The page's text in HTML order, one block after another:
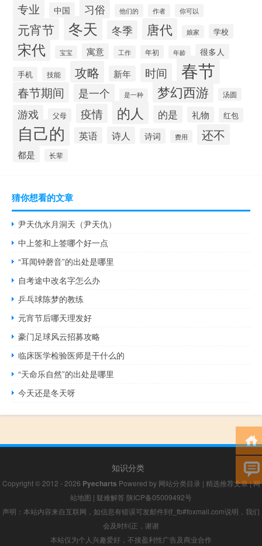
专业 中国 习俗 他们的 作者 你可以
元宵节 冬天 冬季 唐代 娘家 学校
宋代 宝宝 寓意 工作 年初 年龄 很多人
手机 技能 攻略 新年 时间 春节
春节期间 是一个 是一种 梦幻西游 汤圆
游戏 父母 疫情 的人 的是 礼物 红包
自己的 英语 诗人 诗词 费用 还不
都是 长辈
猜你想看的文章
尹天仇水月洞天（尹天仇）
中上签和上签哪个好一点
“耳闻钟磬音”的出处是哪里
自考途中改名字怎么办
乒乓球陈梦的教练
元宵节后哪天理发好
豪门足球风云招募攻略
临床医学检验医师是干什么的
“天命乐自然”的出处是哪里
今天还是冬天呀
知识分类
Copyright © 2012 - 2026 Pyecharts Powered by 网站分类目录 | 精选推荐文章|网
站地图 | 疑难解答 陕ICP备05009492号
声明：本站内容来自互联网，如信息有错误可发邮件到f_fb#foxmail.com说明，我们
会及时纠正，谢谢
本站仅为个人兴趣爱好，不接盈利性广告及商业合作